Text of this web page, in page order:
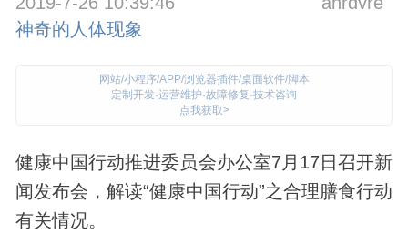
神奇的人体现象
网站/小程序/APP/浏览器插件/桌面软件/脚本
定制开发·运营维护·故障修复·技术咨询
点我获取>
健康中国行动推进委员会办公室7月17日召开新
闻发布会，解读“健康中国行动”之合理膳食行动
有关情况。